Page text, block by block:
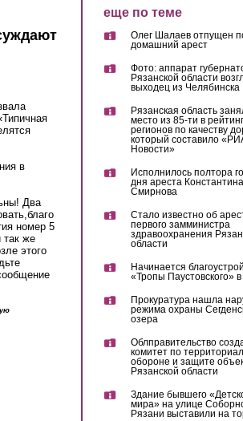
в
Два
номер 5
так же
этого
еще по теме
Олег Шалаев отпущен
домашний арест
Фото: аппарат
Рязанской области
выходец из Челябинска
Рязанская область
место из 85-ти в
регионов по качеству
который составило
Новости»
Исполнилось полтора
дня ареста Константина
Смирнова
Стало известно об
первого замминистра
здравоохранения
области
Начинается
«Тропы Паустовского»
Прокуратура нашла
режима охраны
озера
Облправительство
комитет по
обороне и защите
Рязанской области
Здание бывшего
мира» на улице
Рязани выставили на